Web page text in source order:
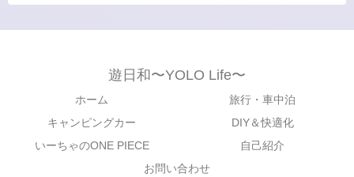
遊日和〜YOLO Life〜
ホーム
旅行・車中泊
キャンピングカー
DIY＆快適化
いーちゃのONE PIECE
自己紹介
お問い合わせ